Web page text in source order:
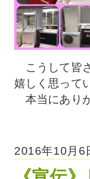
こうして皆
嬉しく思って
本当にあり
2016年10月